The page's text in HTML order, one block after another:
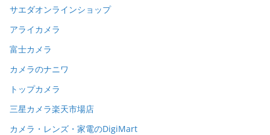
サエダオンラインショップ
アライカメラ
富士カメラ
カメラのナニワ
トップカメラ
三星カメラ楽天市場店
カメラ・レンズ・家電のDigiMart